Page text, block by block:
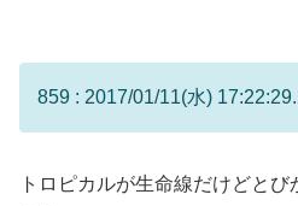
859 : 2017/01/11(水)
トロピカルが生命線だけどと